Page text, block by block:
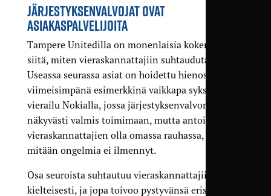
JÄRJESTYKSENVALVOJAT OVAT
ASIAKASPALVELIJOITA
Tampere Unitedilla on monenlaisia kokemusia
siitä, miten vieraskannattajiin suhtaudutaan.
Useassa seurassa asiat on hoidettu hienosti,
viimeisimpänä esimerkkinä vaikkapa syksyn
vierailu Nokialla, jossa järjestyksenvalvonta oli
näkyvästi valmis toimimaan, mutta antoi
vieraskannattajien olla omassa rauhassa, kun
mitään ongelmia ei ilmennyt.
Osa seuroista suhtautuu vieraskannattajiin hyvin
kielteisesti, ja jopa toivoo pystyvänsä eristämään